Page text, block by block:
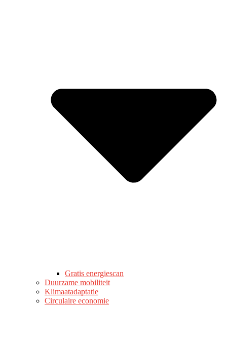
Gratis energiescan
Duurzame mobiliteit
Klimaatadaptatie
Circulaire economie